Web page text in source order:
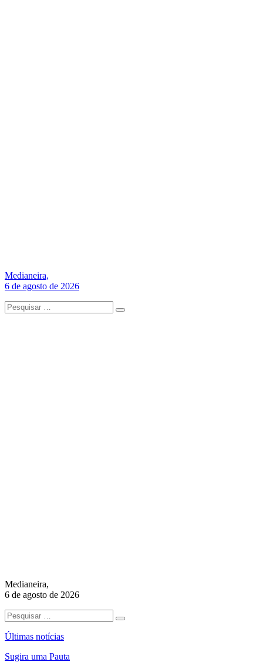
Medianeira,
6 de agosto de 2026
Medianeira,
6 de agosto de 2026
Últimas notícias
Sugira uma Pauta